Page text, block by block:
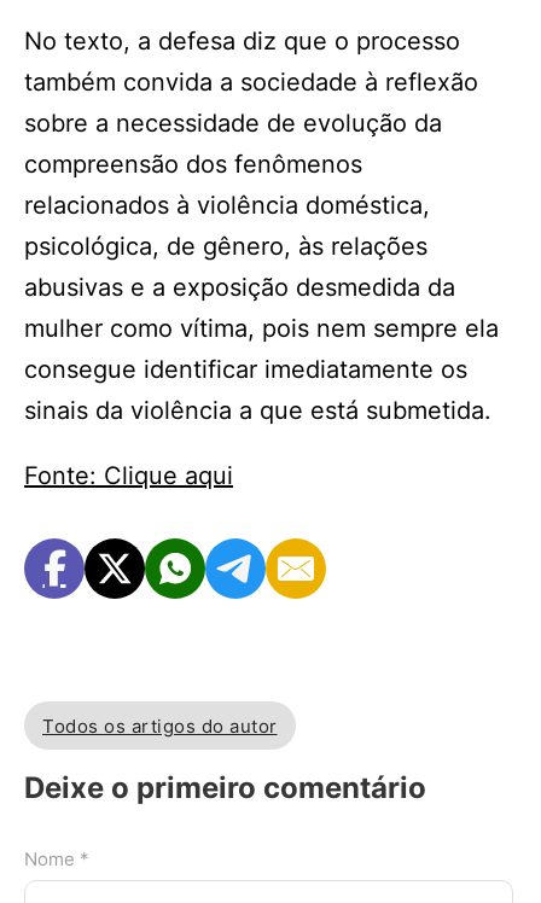
No texto, a defesa diz que o processo
também convida a sociedade à reflexão
sobre a necessidade de evolução da
compreensão dos fenômenos
relacionados à violência doméstica,
psicológica, de gênero, às relações
abusivas e a exposição desmedida da
mulher como vítima, pois nem sempre ela
consegue identificar imediatamente os
sinais da violência a que está submetida.
Fonte: Clique aqui
Todos os artigos do autor
Deixe o primeiro comentário
Nome *